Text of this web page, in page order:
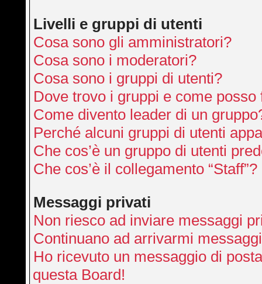
Livelli e gruppi di utenti
Cosa sono gli amministratori?
Cosa sono i moderatori?
Cosa sono i gruppi di utenti?
Dove trovo i gruppi e come
Come divento leader di un
Perché alcuni gruppi di utenti
Che cos’è un gruppo di utenti
Che cos’è il collegamento “Staff”?
Messaggi privati
Non riesco ad inviare messaggi
Continuano ad arrivarmi
Ho ricevuto un messaggio di
questa Board!